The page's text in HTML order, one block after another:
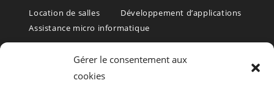
Gérer le consentement aux
cookies
Location de salles
Développement d’applications
Assistance micro informatique
Formations et Services informatiques – Rochefort – Charente